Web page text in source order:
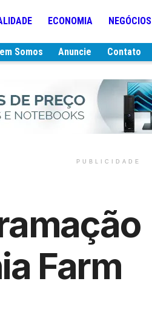
ECONOMIA NEGÓCIOS
Somos Anuncie Contato
PUBLICIDADE
Farm